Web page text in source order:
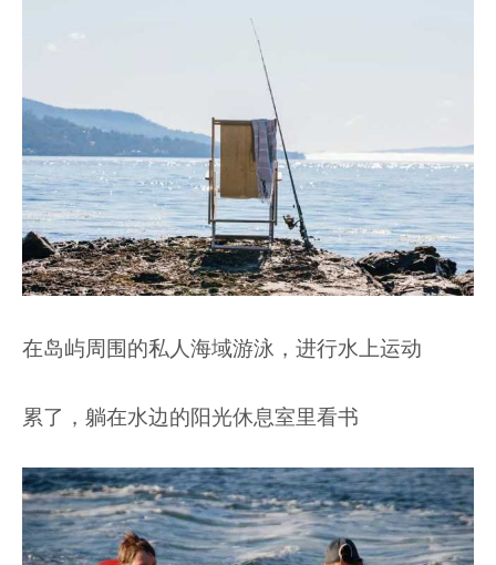
在岛屿周围的私人海域游泳，进行水上运动
累了，躺在水边的阳光休息室里看书